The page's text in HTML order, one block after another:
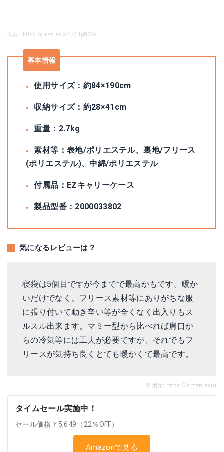
出典：https://amzn.asia/d/2HpB25s
基本情報
使用サイズ：約84×190cm
収納サイズ：約28×41cm
重量：2.7kg
素材等：表地/ポリエステル、裏地/フリース
(ポリエステル)、中綿/ポリエステル
付属品：EZキャリーケース
製品型番：‎2000033802
気になるレビューは？
寝袋は5個目ですが今までで最高かもです。暖か
いだけでなく、フリース素材等にありがちな服
に張り付いて動き辛い等が全くなく出入りもス
ルスル出来ます。マミー型から比べれば肩口か
らの冷気等には工夫が必要ですが、それでもフ
リースが気持ち良くとても暖かくて最高です。
引用元: https://amzn.asia
タイムセール実施中！
セール価格￥5,649（22％OFF）
Amazonで見る